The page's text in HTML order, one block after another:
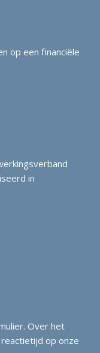
op een financiële
in
Over het
op onze